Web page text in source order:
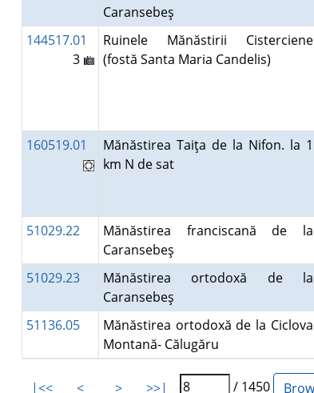
Caransebeş
144517.01
3
Ruinele Mănăstirii Cisterciene
(fostă Santa Maria Candelis)
160519.01
Mănăstirea Taiţa de la Nifon. la 1
km N de sat
51029.22
Mănăstirea franciscană de la
Caransebeş
51029.23
Mănăstirea ortodoxă de la
Caransebeş
51136.05
Mănăstirea ortodoxă de la Ciclova
Montană- Călugăru
|<< < > >>| / 1450